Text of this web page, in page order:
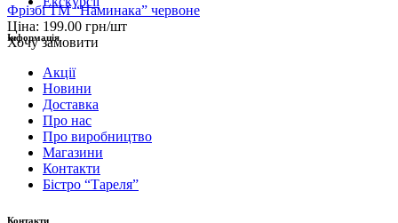
Фрізбі ТМ “Наминака” червоне
Ціна: 199.00 грн/шт
Хочу замовити
Інформація
Акції
Новини
Доставка
Про нас
Про виробництво
Магазини
Контакти
Бістро “Тареля”
Контакти